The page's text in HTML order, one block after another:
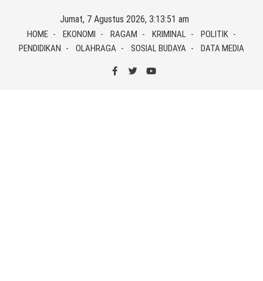
content
Jumat, 7 Agustus 2026, 3:13:51 am
HOME EKONOMI RAGAM KRIMINAL
POLITIK
PENDIDIKAN
OLAHRAGA SOSIAL BUDAYA DATA MEDIA